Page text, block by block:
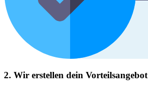
2. Wir erstellen dein Vorteilsangebot